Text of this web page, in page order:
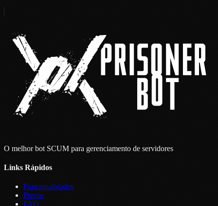
O melhor bot SCUM para gerenciamento de servidores
Links Rápidos
Funcionalidades
Preços
FAQ